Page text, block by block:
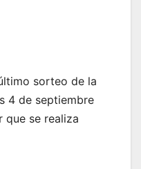
sorteo de la
4 de septiembre
que se realiza